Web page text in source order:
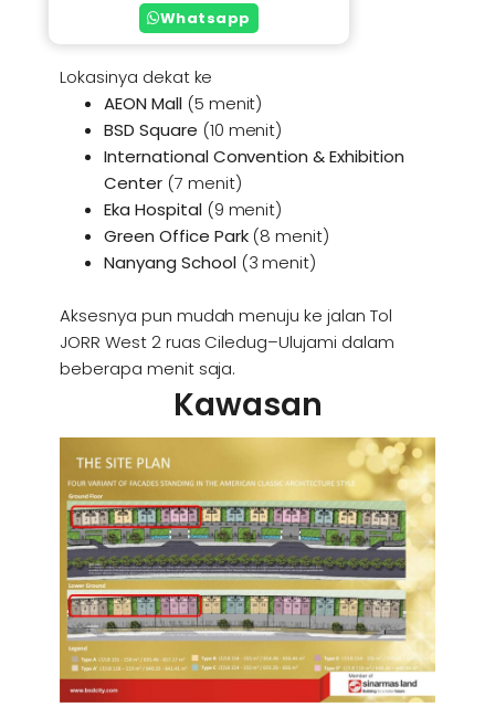
Whatsapp
Lokasinya dekat ke
AEON Mall(5 menit)
BSD Square (10 menit)
International Convention & Exhibition
Center(7 menit)
Eka Hospital(9 menit)
Green Office Park(8 menit)
Nanyang School(3 menit)
Aksesnya pun mudah menuju ke jalan Tol
JORR West 2 ruas Ciledug–Ulujami dalam
beberapa menit saja.
Kawasan